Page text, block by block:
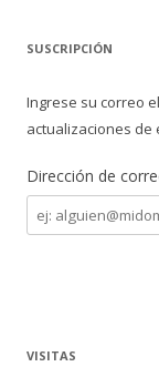
SUSCRIPCIÓN
Ingrese su correo
actualizaciones de
Dirección de
Dirección
de
correo
VISITAS